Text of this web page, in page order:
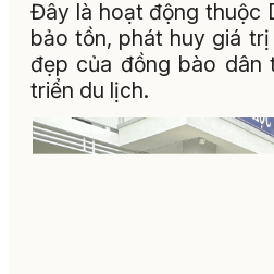
Đây là hoạt động thuộc
bảo tồn, phát huy giá
đẹp của đồng bào dân
triển du lịch.